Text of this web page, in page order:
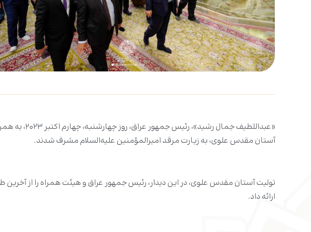
«عبداللطیف
آستان مقدس علوی، به زیارت مرقد امیرالمؤمنین علیه‌السلام مشرف شدند.
تولیت آستان مقدس علوی، در این دیدار، رئیس جمهور عراق و هیئت همراه را از
ارائه داد.